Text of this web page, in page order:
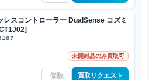
スコントローラー DualSense コズミ
未開封品のみ買取可
買取リクエスト